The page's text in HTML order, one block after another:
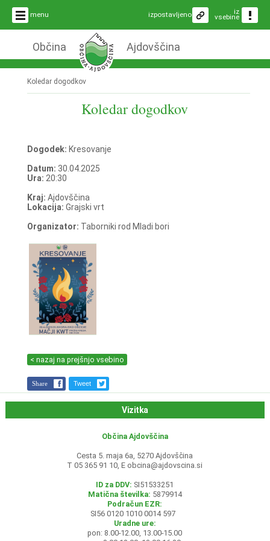
menu iz
vsebine
izpostavljeno
Občina Ajdovščina
Koledar dogodkov
Koledar dogodkov
Dogodek: Kresovanje
Datum: 30.04.2025
Ura: 20:30
Kraj: Ajdovščina
Lokacija: Grajski vrt
Organizator: Taborniki rod Mladi bori
< nazaj na prejšnjo vsebino
Share Tweet
Vizitka
Občina Ajdovščina
Cesta 5. maja 6a, 5270 Ajdovščina
T 05 365 91 10, E obcina@ajdovscina.si
ID za DDV: SI51533251
Matična številka: 5879914
Podračun EZR:
SI56 0120 1010 0014 597
Uradne ure:
pon: 8.00-12.00, 13.00-15.00